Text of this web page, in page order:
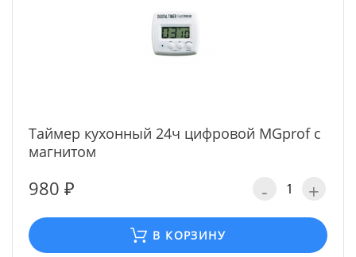
Таймер кухонный 24ч цифровой MGprof с
магнитом
980 ₽ - +
В КОРЗИНУ